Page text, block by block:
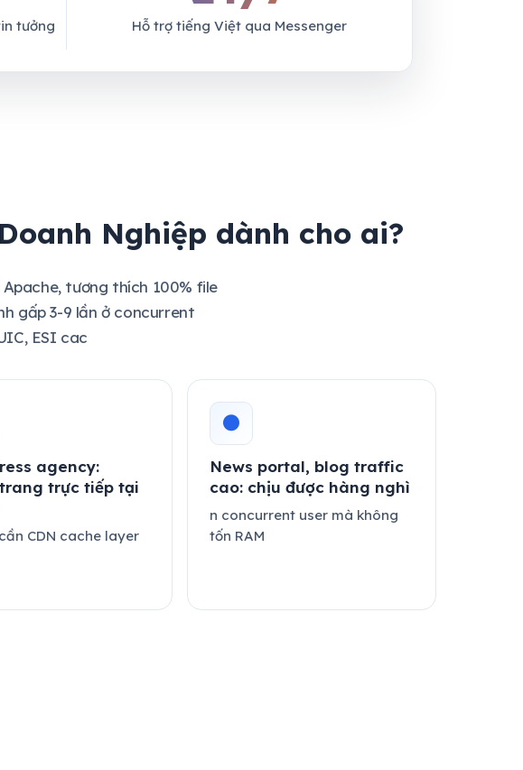
tưởng Hỗ trợ tiếng Việt qua Messenger
Nghiệp dành cho ai?
tương thích 100% file
gấp 3-9 lần ở concurrent
ESI cac
agency:
trực tiếp tại
CDN cache layer
●
News portal, blog traffic
cao: chịu được hàng nghì
n concurrent user mà không
tốn RAM